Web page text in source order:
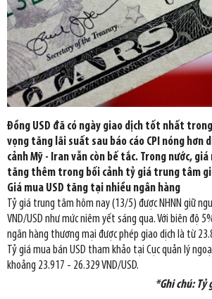
Đồng USD đã có ngày giao dịch tốt nhất
vọng tăng lãi suất sau báo cáo CPI nóng hơn
cảnh Mỹ - Iran vẫn còn bế tắc. Trong nước,
tăng thêm trong bối cảnh tỷ giá trung tâm
Giá mua USD tăng tại nhiều ngân hàng
Tỷ giá trung tâm hôm nay (13/5) được NHNN giữ
VND/USD như mức niêm yết sáng qua. Với biên độ
ngân hàng thương mại được phép giao dịch là từ
Tỷ giá mua bán USD tham khảo tại Cục quản lý
khoảng 23.917 - 26.329 VND/USD.
*Ghi chú: Tỷ